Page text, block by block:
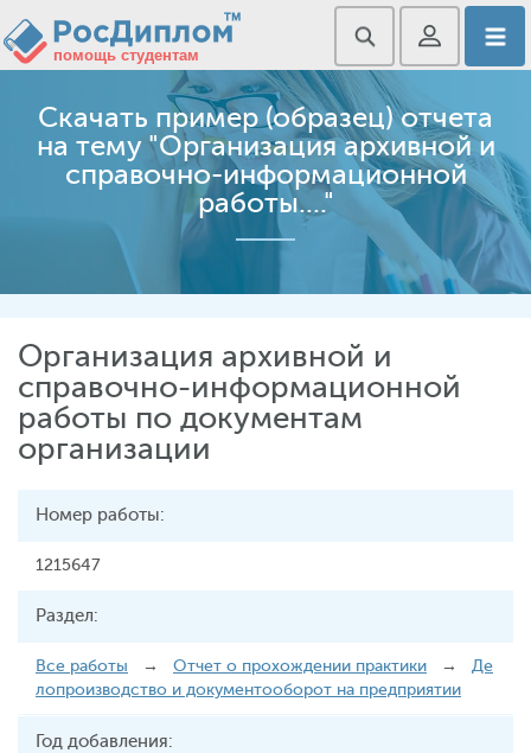
Скачать пример (образец) отчета
на тему "Организация архивной и
справочно-информационной
работы...."
Организация архивной и
справочно-информационной
работы по документам
организации
Номер работы:
1215647
Раздел:
Все работы → Отчет о прохождении практики → Де
лопроизводство и документооборот на предприятии
Год добавления: